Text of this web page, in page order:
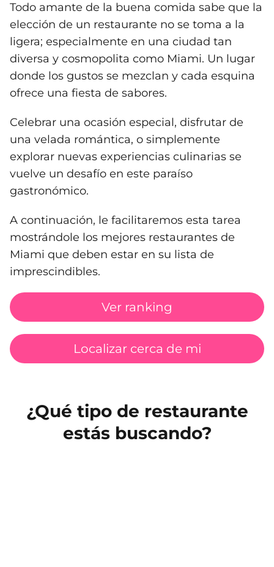
Todo amante de la buena comida sabe que la
elección de un restaurante no se toma a la
ligera; especialmente en una ciudad tan
diversa y cosmopolita como Miami. Un lugar
donde los gustos se mezclan y cada esquina
ofrece una fiesta de sabores.
Celebrar una ocasión especial, disfrutar de
una velada romántica, o simplemente
explorar nuevas experiencias culinarias se
vuelve un desafío en este paraíso
gastronómico.
A continuación, le facilitaremos esta tarea
mostrándole los mejores restaurantes de
Miami que deben estar en su lista de
imprescindibles.
Ver ranking
Localizar cerca de mi
¿Qué tipo de restaurante
estás buscando?